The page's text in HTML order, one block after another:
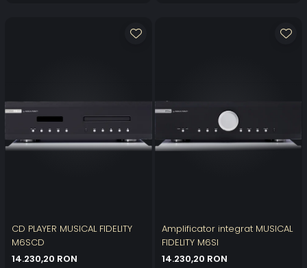
CD PLAYER MUSICAL FIDELITY
M6SCD
14.230,20 RON
Amplificator integrat MUSICAL
FIDELITY M6SI
14.230,20 RON